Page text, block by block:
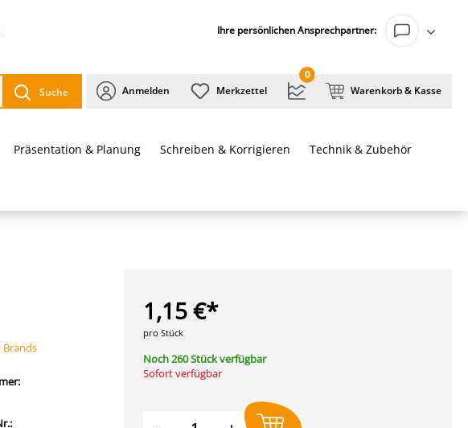
Ihre persönlichen Ansprechpartner:
Suche Anmelden Merkzettel
0
Warenkorb & Kasse
Präsentation & Planung Schreiben & Korrigieren Technik & Zubehör
Brands
1,15 €*
pro Stück
Noch 260 Stück verfügbar
Sofort verfügbar